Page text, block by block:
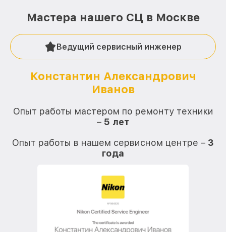
Мастера нашего СЦ в Москве
Ведущий сервисный инженер
Константин Александрович
Иванов
Опыт работы мастером по ремонту техники
– 5 лет
Опыт работы в нашем сервисном центре – 3
года